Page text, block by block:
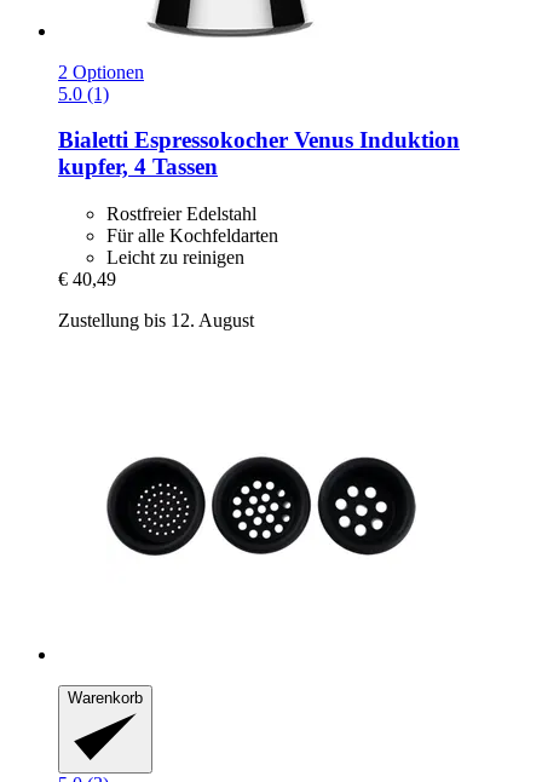
2 Optionen
5.0 (1)
Bialetti Espressokocher Venus Induktion
kupfer, 4 Tassen
Rostfreier Edelstahl
Für alle Kochfeldarten
Leicht zu reinigen
€ 40,49
Zustellung bis 12. August
Warenkorb